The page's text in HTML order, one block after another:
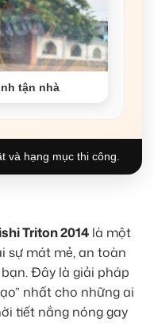
tận nhà
và hạng mục thi công.
Triton 2014 là một
sự mát mẻ, an toàn
Đây là giải pháp
nhất cho những ai
tiết nắng nóng gay